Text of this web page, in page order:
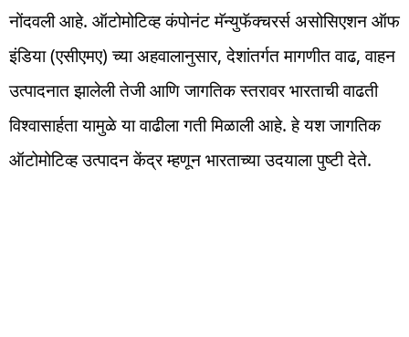
नोंदवली आहे. ऑटोमोटिव्ह कंपोनंट मॅन्युफॅक्चरर्स असोसिएशन ऑफ
इंडिया (एसीएमए) च्या अहवालानुसार, देशांतर्गत मागणीत वाढ, वाहन
उत्पादनात झालेली तेजी आणि जागतिक स्तरावर भारताची वाढती
विश्वासार्हता यामुळे या वाढीला गती मिळाली आहे. हे यश जागतिक
ऑटोमोटिव्ह उत्पादन केंद्र म्हणून भारताच्या उदयाला पुष्टी देते.